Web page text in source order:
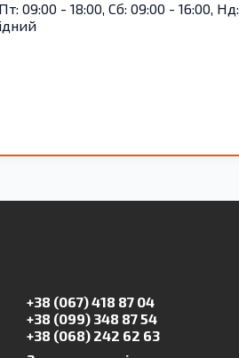
09:00 - 18:00, Сб: 09:00 - 16:00, Нд:
+38 (067) 418 87 04
+38 (099) 348 87 54
+38 (068) 242 62 63